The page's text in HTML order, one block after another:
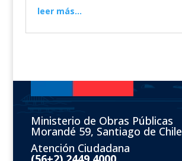
leer más...
Ministerio de Obras Públicas
Morandé 59, Santiago de Chile
Atención Ciudadana